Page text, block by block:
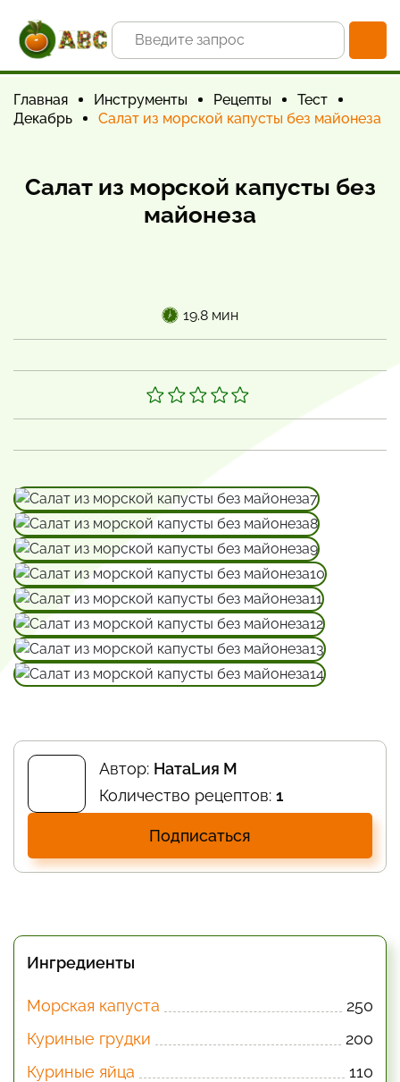
Главная Инструменты Рецепты
Тест
Декабрь
Салат из морской капусты без майонеза
Салат из морской капусты без
майонеза
19.8 мин
Автор: НатаLия M
Количество рецептов: 1
Подписаться
Ингредиенты
Морская капуста
250
Куриные грудки
200
Куриные яйца
110